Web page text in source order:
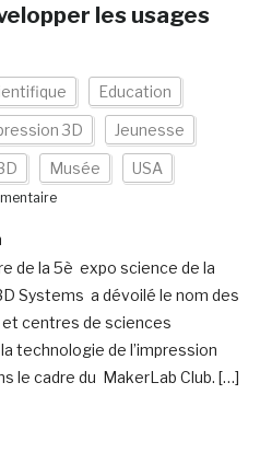
les usages
Education
3D Jeunesse
Musée USA
de la 5è expo science de la
Systems a dévoilé le nom des
centres de sciences
technologie de l’impression
le cadre du MakerLab Club. […]